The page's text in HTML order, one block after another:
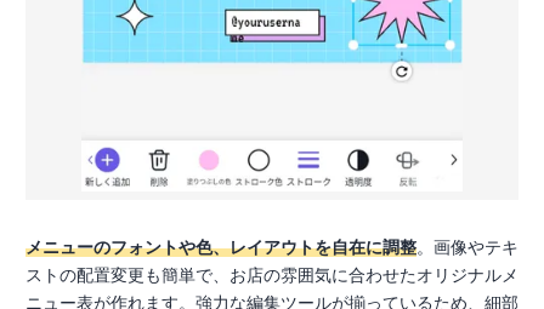
メニューのフォントや色、レイアウトを自在に調整。画像やテキ
ストの配置変更も簡単で、お店の雰囲気に合わせたオリジナルメ
ニュー表が作れます。強力な編集ツールが揃っているため、細部